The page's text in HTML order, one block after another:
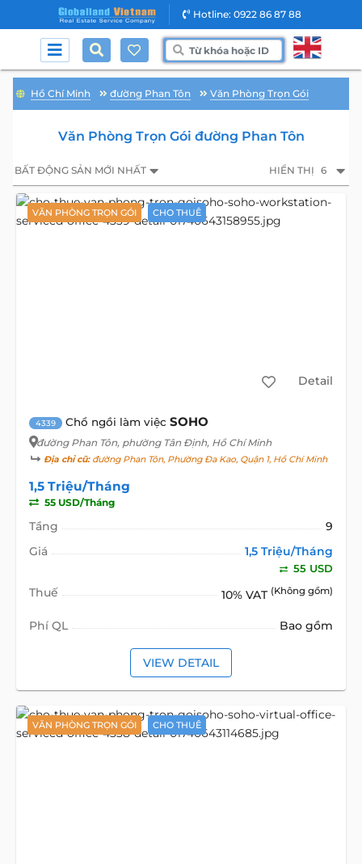
Hotline: 0922 86 87 88
Hồ Chí Minh đường Phan Tôn Văn Phòng Trọn Gói
Văn Phòng Trọn Gói đường Phan Tôn
BẤT ĐỘNG SẢN MỚI NHẤT HIỂN THỊ 6
VĂN PHÒNG TRỌN GÓI CHO THUÊ
Detail
4339 Chổ ngồi làm việc SOHO
đường Phan Tôn, phường Tân Định, Hồ Chí Minh
Địa chỉ cũ:đường Phan Tôn, Phường Đa Kao, Quận 1, Hồ Chí Minh
1,5 Triệu/Tháng
55 USD/Tháng
Tầng
9
Giá
1,5 Triệu/Tháng
55 USD
Thuế 10% VAT (Không gồm)
Phí QL Bao gồm
VIEW DETAIL
VĂN PHÒNG TRỌN GÓI CHO THUÊ